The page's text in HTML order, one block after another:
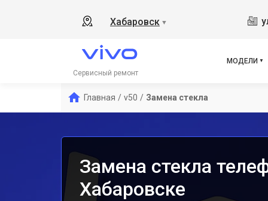
Хабаровск ▼
Сервисный ремонт
МОДЕЛИV23e
Y12
Главная / v50 / Замена стекла
Замена стекла
Хабаровске